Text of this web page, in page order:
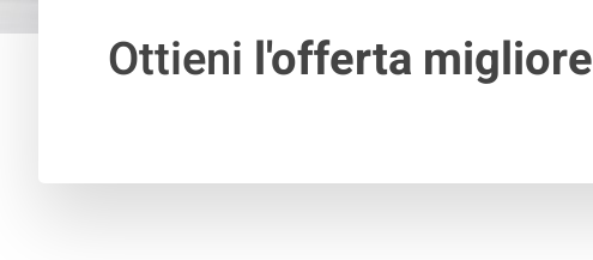
Ottieni l'offerta migliore